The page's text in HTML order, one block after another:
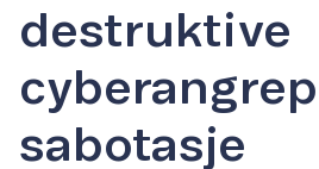
destruktive
sabotasje